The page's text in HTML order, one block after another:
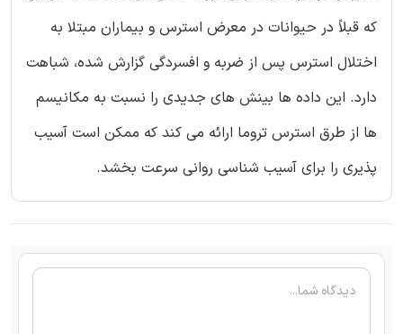
که قبلاً در حیوانات در معرض استرس و بیماران مبتلا به
اختلال استرس پس از ضربه و افسردگی گزارش شده، شباهت
دارد. این داده ها بینش های جدیدی را نسبت به مکانیسم
ها از طرق استرس تروما ارائه می کند که ممکن است آسیب
پذیری را برای آسیب شناسی روانی سرعت بخشد.